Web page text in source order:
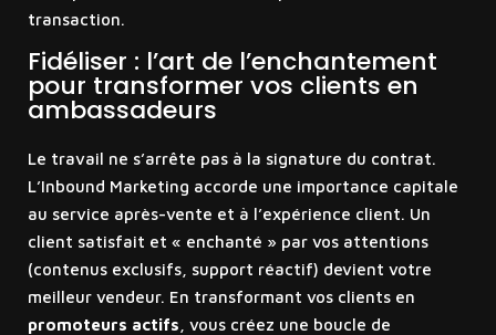
transaction.
Fidéliser : l’art de l’enchantement
pour transformer vos clients en
ambassadeurs
Le travail ne s’arrête pas à la signature du contrat.
L’Inbound Marketing accorde une importance capitale
au service après-vente et à l’expérience client. Un
client satisfait et « enchanté » par vos attentions
(contenus exclusifs, support réactif) devient votre
meilleur vendeur. En transformant vos clients en
promoteurs actifs , vous créez une boucle de